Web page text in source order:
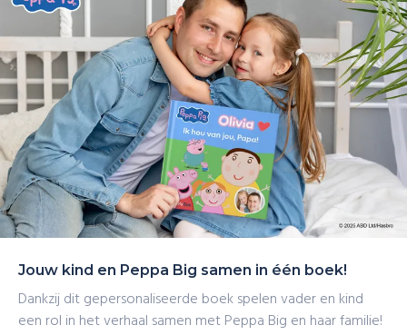
Jouw kind en Peppa Big samen in één boek!
Dankzij dit gepersonaliseerde boek spelen vader en kind
een rol in het verhaal samen met Peppa Big en haar familie!